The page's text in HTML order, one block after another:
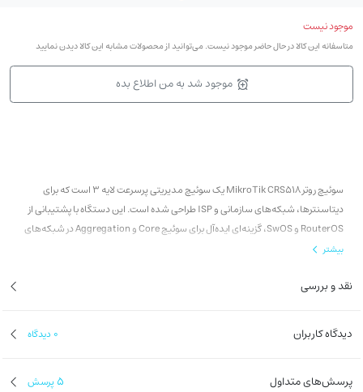
موجود نیست
متاسفانه این کالا در حال حاضر موجود نیست. می‌توانید از محصولات مشابه این کالا دیدن نمایید
موجود شد به من اطلاع بده
سوئیچ روتر MikroTik CRS518 یک سوئیچ مدیریتی پرسرعت لایه 3 است که برای
دیتاسنترها، شبکه‌های سازمانی و ISP طراحی شده است. این دستگاه با پشتیبانی از
RouterOS و SwOS، گزینه‌ای ایده‌آل برای سوئیچ Core و Aggregation در شبکه‌های
پرظرفیت محسوب می‌شود.
میکروتک تهیه کنید و زیرساخت شبکه خود را حرفه‌ای ارتقا دهید.
بیشتر
نقد و بررسی
دیدگاه کاربران 0 دیدگاه
پرسش‌های متداول 5 پرسش